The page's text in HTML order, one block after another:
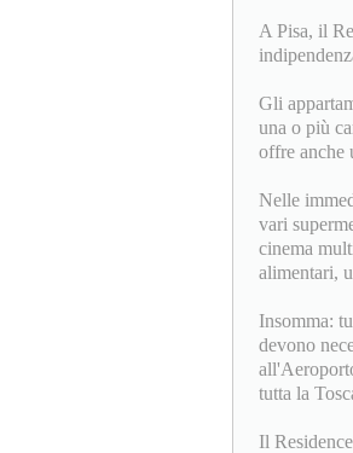
A Pisa, il
Gli
una o più
offre anche
Nelle
vari
cinema
alimentari,
Insomma:
devono
tutta la
Il